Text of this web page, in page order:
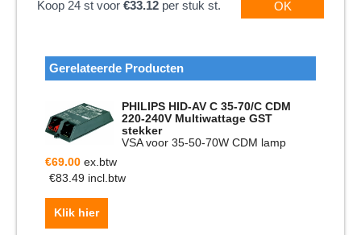
Koop 24 st voor €33.12 per stuk st. OK
Gerelateerde Producten
PHILIPS HID-AV C 35-70/C CDM
220-240V Multiwattage GST
stekker
VSA voor 35-50-70W CDM lamp
€69.00 ex.btw
€83.49 incl.btw
Klik hier